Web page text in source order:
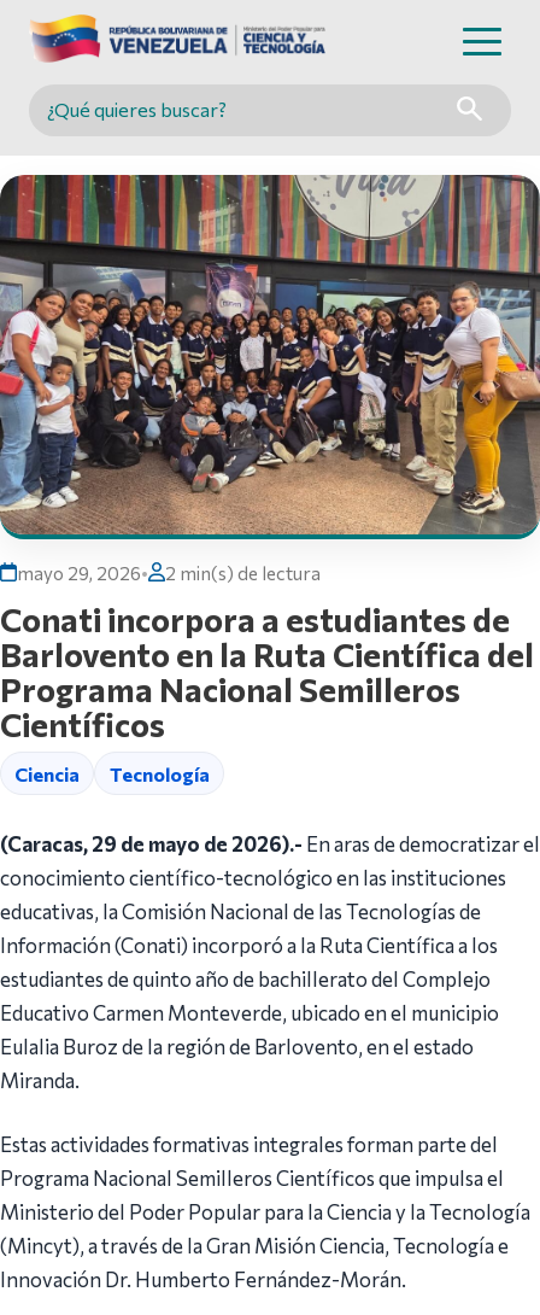
Buscar en MINCYT
mayo 29, 2026• 2 min(s) de lectura
Conati incorpora a estudiantes de
Barlovento en la Ruta Científica del
Programa Nacional Semilleros
Científicos
Ciencia Tecnología
(Caracas, 29 de mayo de 2026).- En aras de democratizar el
conocimiento científico-tecnológico en las instituciones
educativas, la Comisión Nacional de las Tecnologías de
Información (Conati) incorporó a la Ruta Científica a los
estudiantes de quinto año de bachillerato del Complejo
Educativo Carmen Monteverde, ubicado en el municipio
Eulalia Buroz de la región de Barlovento, en el estado
Miranda.
Estas actividades formativas integrales forman parte del
Programa Nacional Semilleros Científicos que impulsa el
Ministerio del Poder Popular para la Ciencia y la Tecnología
(Mincyt), a través de la Gran Misión Ciencia, Tecnología e
Innovación Dr. Humberto Fernández-Morán.